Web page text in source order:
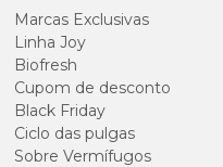
Marcas Exclusivas
Linha Joy
Biofresh
Cupom de desconto
Black Friday
Ciclo das pulgas
Sobre Vermífugos